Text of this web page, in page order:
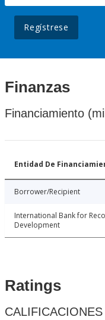
Regístrese
Finanzas
Financiamiento
Entidad De
Borrower/Recipient
International Bank for
Development
Ratings